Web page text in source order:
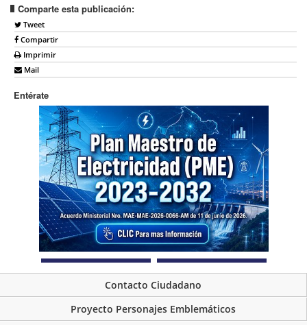
Comparte esta publicación:
Tweet
Compartir
Imprimir
Mail
Entérate
Contacto Ciudadano
Proyecto Personajes Emblemáticos